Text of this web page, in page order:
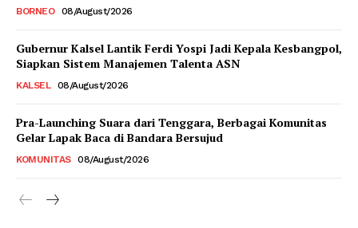
BORNEO 08/August/2026
Gubernur Kalsel Lantik Ferdi Yospi Jadi Kepala Kesbangpol,
Siapkan Sistem Manajemen Talenta ASN
KALSEL 08/August/2026
Pra-Launching Suara dari Tenggara, Berbagai Komunitas
Gelar Lapak Baca di Bandara Bersujud
KOMUNITAS 08/August/2026